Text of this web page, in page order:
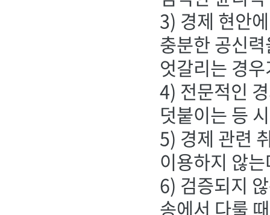
3) 경제 현안
충분한 공신
엇갈리는 경
4) 전문적인
덧붙이는 등
5) 경제 관련
이용하지 않
6) 검증되지
송에서 다룰